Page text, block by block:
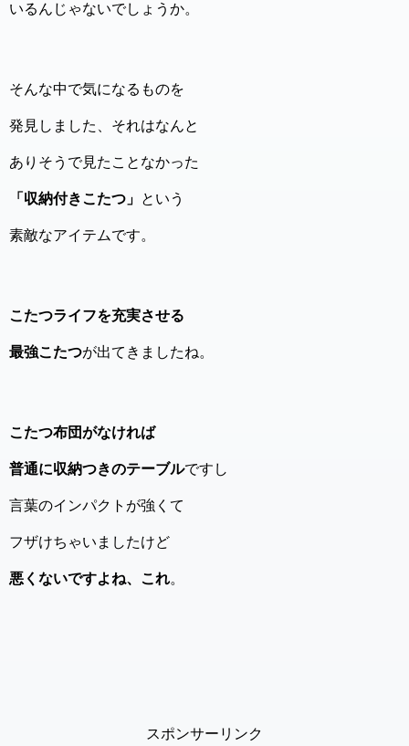
いるんじゃないでしょうか。
そんな中で気になるものを
発見しました、それはなんと
ありそうで見たことなかった
「収納付きこたつ」 という
素敵なアイテムです。
こたつライフを充実させる
最強こたつが出てきましたね。
こたつ布団がなければ
普通に収納つきのテーブルですし
言葉のインパクトが強くて
フザけちゃいましたけど
悪くないですよね、これ。
スポンサーリンク